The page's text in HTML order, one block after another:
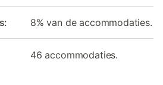
8% van de accommodaties.
46 accommodaties.